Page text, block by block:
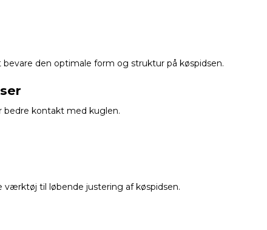
den optimale form og struktur på køspidsen.
bedre kontakt med kuglen.
værktøj til løbende justering af køspidsen.